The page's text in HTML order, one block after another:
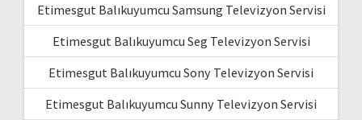
Etimesgut Balıkuyumcu Samsung Televizyon Servisi
Etimesgut Balıkuyumcu Seg Televizyon Servisi
Etimesgut Balıkuyumcu Sony Televizyon Servisi
Etimesgut Balıkuyumcu Sunny Televizyon Servisi